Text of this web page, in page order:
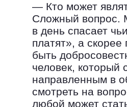
— Кто может
Сложный вопрос.
в день спасает
платят», а
быть
человек, который
направленным в
смотреть на
любой может